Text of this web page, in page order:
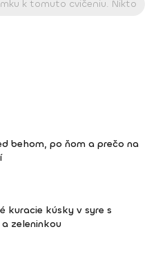
behom, po ňom a prečo na
kuracie kúsky v syre s
zeleninkou